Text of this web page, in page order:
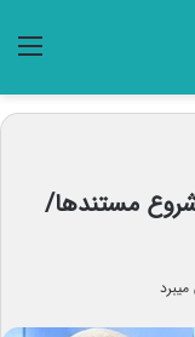
شروع مستندها/